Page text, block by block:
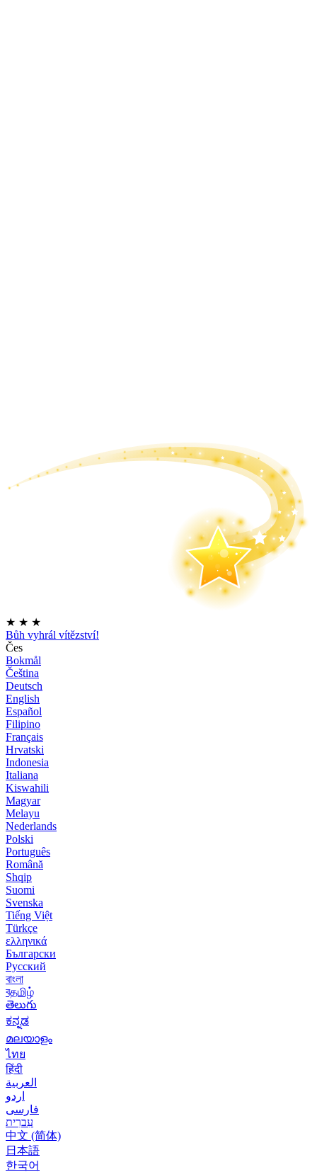
★ ★ ★
Bůh vyhrál vítězství!
Čes
Bokmål
Čeština
Deutsch
English
Español
Filipino
Français
Hrvatski
Indonesia
Italiana
Kiswahili
Magyar
Melayu
Nederlands
Polski
Português
Română
Shqip
Suomi
Svenska
Tiếng Việt
Türkçe
ελληνικά
Български
Русский
বাংলা
বதமிழ்
తెలుగు
ಕನ್ನಡ
മലയാളം
ไทย
हिंदी
العربية
اردو
فارسی
עִברִית
中文 (简体)
日本語
한국어